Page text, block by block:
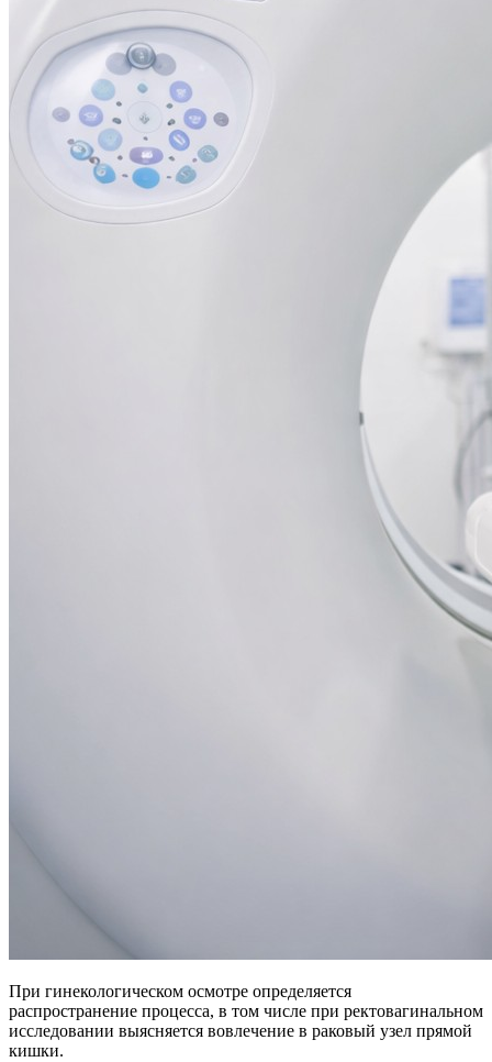
При гинекологическом осмотре определяется
распространение процесса, в том числе при ректовагинальном
исследовании выясняется вовлечение в раковый узел прямой
кишки.